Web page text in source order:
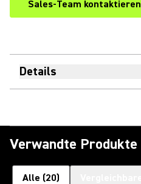
Sales-Team kontaktieren
Details
Verwandte Produkte
Alle (20)